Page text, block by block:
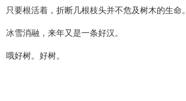
只要根活着，折断几根枝头并不危及树木的生命。
冰雪消融，来年又是一条好汉。
哦好树。好树。